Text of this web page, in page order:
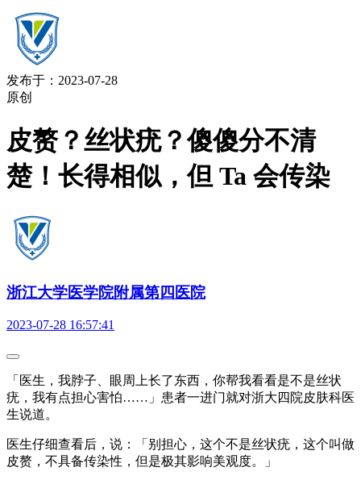
发布于：2023-07-28
原创
皮赘？丝状疣？傻傻分不清
楚！长得相似，但 Ta 会传染
浙江大学医学院附属第四医院
2023-07-28 16:57:41
「医生，我脖子、眼周上长了东西，你帮我看看是不是丝状
疣，我有点担心害怕……」患者一进门就对浙大四院皮肤科医
生说道。
医生仔细查看后，说：「别担心，这个不是丝状疣，这个叫做
皮赘，不具备传染性，但是极其影响美观度。」